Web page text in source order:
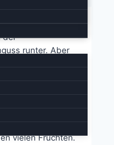
der
runter. Aber
als von
bei den
vielen Früchten.